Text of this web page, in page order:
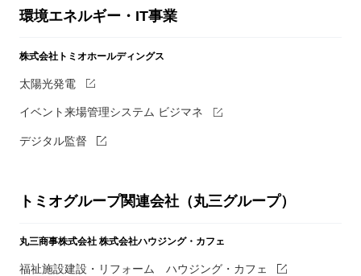
環境エネルギー・IT事業
株式会社トミオホールディングス
太陽光発電
イベント来場管理システム ビジマネ
デジタル監督
トミオグループ関連会社（丸三グループ）
丸三商事株式会社 株式会社ハウジング・カフェ
福祉施設建設・リフォーム ハウジング・カフェ